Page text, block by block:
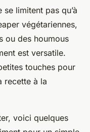
limitent pas qu’à
végétariennes,
ou des houmous
est versatile.
touches pour
recette à la
voici quelques